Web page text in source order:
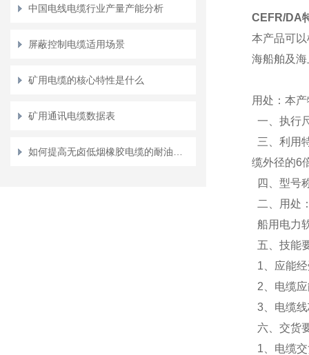
中国电线电缆行业产量产能分析
屏蔽控制电缆适用场景
矿用电缆的核心特性是什么
矿用通讯电缆数据表
CEFR/DA
本产品可
海船舶及
用处：本
一、执行
三、利用
缆外径的6
四、型号
二、用处
船用电力
五、技能
1 、应能
2 、电缆
3、电缆
六、交货
1 、电缆